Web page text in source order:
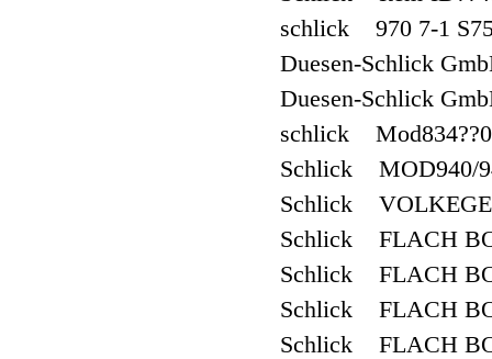
schlick 970 7-1
Duesen-Schlick
Duesen-Schlick
schlick Mod834??0
Schlick MOD940/
Schlick
Schlick FLACH
Schlick FLACH
Schlick FLACH
Schlick FLACH